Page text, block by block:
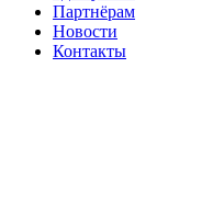
Партнёрам
Новости
Контакты